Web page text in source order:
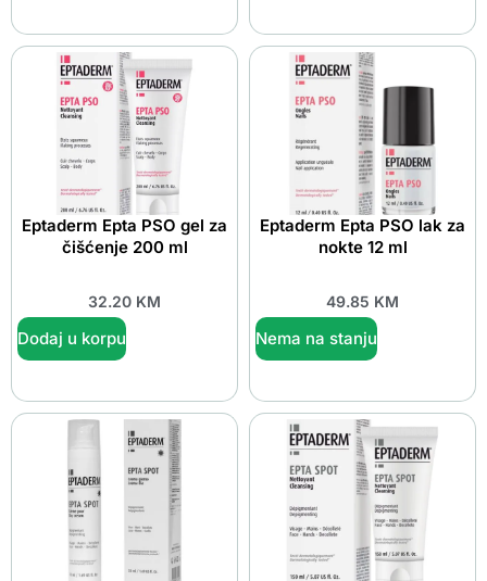
Eptaderm Epta PSO gel za
čišćenje 200 ml
32.20 KM
Dodaj u korpu
Eptaderm Epta PSO lak za
nokte 12 ml
49.85 KM
Nema na stanju